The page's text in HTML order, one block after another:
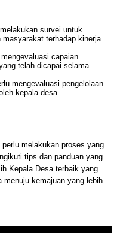
survei untuk
terhadap kinerja
capaian
telah dicapai selama
mengevaluasi pengelolaan
kepala desa.
melakukan proses yang
tips dan panduan yang
Kepala Desa terbaik yang
kemajuan yang lebih